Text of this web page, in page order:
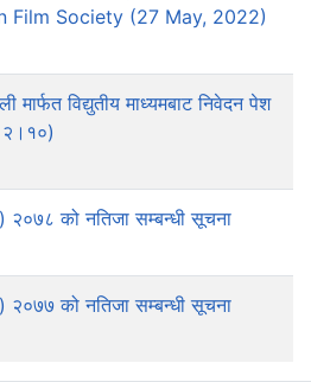
Film Society (27 May, 2022)
मार्फत विद्युतीय माध्यमबाट निवेदन पेश
को नतिजा सम्बन्धी सूचना
को नतिजा सम्बन्धी सूचना